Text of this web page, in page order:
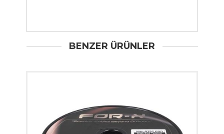
BENZER ÜRÜNLER